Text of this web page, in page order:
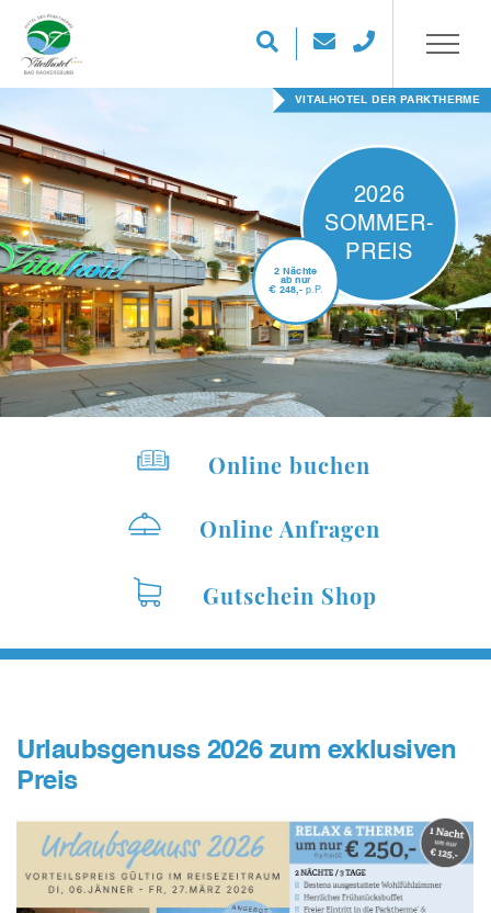
VITALHOTEL DER PARKTHERME
2026
SOMMER-
PREIS
2 Nächte
ab nur
€ 248,-p.P.
Online buchen
Online Anfragen
Gutschein Shop
Urlaubsgenuss 2026 zum exklusiven
Preis